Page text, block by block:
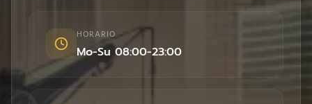
HORARIO
Mo-Su 08:00-23:00